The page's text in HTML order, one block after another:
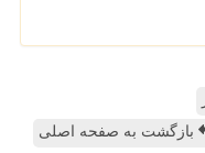
بازگشت به صفحه اصلی